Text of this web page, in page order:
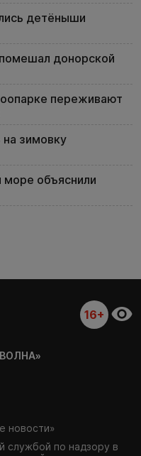
детёныши
донорской
переживают
на зимовку
объяснили
16+
новости»
службой по надзору в